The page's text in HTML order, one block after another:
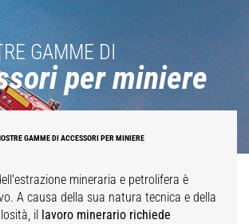
GAMME DI
per miniere
GAMME DI ACCESSORI PER MINIERE
mineraria e petrolifera è
A causa della sua natura tecnica e della
il lavoro minerario richiede